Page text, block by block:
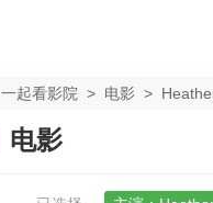
一起看影院 > 电影 >
电影